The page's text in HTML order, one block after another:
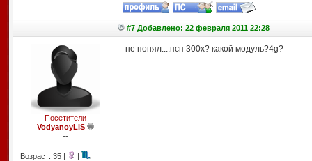
#7 Добавлено: 22 февраля 2011 22:28
Посетители
VodyanoyLiS
--
Возраст: 35 |
|
не понял....псп 300х? какой модуль?4g?